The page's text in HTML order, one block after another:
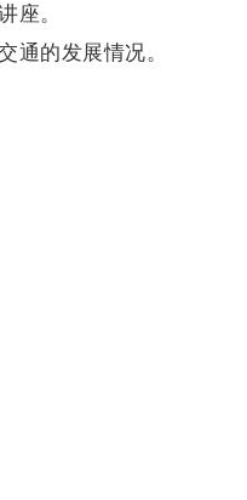
座。
通的发展情况。